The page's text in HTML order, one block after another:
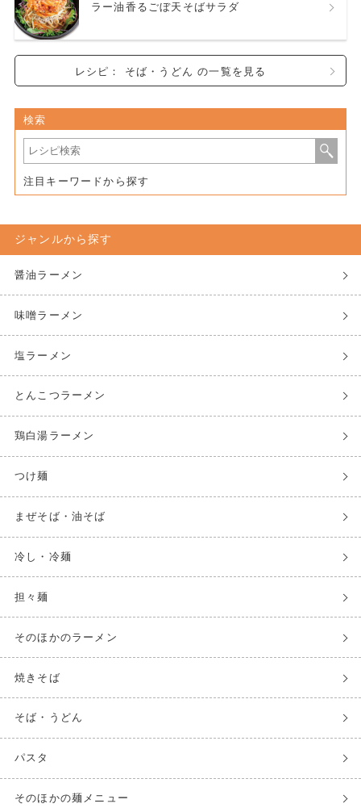
ラー油香るごぼ天そばサラダ
レシピ： そば・うどん の一覧を見る
検索
注目キーワードから探す
ジャンルから探す
醤油ラーメン
味噌ラーメン
塩ラーメン
とんこつラーメン
鶏白湯ラーメン
つけ麺
まぜそば・油そば
冷し・冷麺
担々麺
そのほかのラーメン
焼きそば
そば・うどん
パスタ
そのほかの麺メニュー